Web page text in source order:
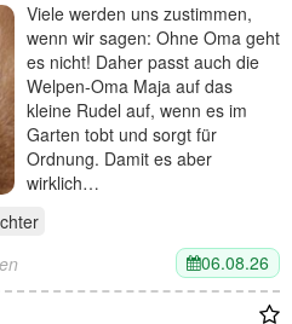
Viele werden uns zustimmen,
wenn wir sagen: Ohne Oma geht
es nicht! Daher passt auch die
Welpen-Oma Maja auf das
kleine Rudel auf, wenn es im
Garten tobt und sorgt für
Ordnung. Damit es aber
wirklich…
06.08.26